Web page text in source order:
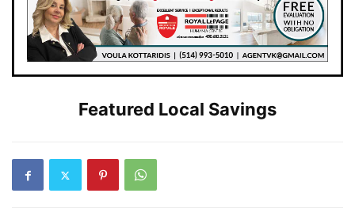
Featured Local Savings